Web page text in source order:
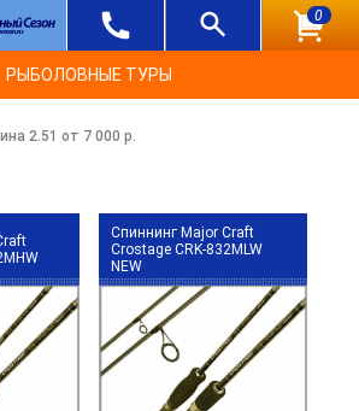
0
РЫБОЛОВНЫЕ ТУРЫ
2.51 от 7 000 р.
Спиннинг Major Craft
Crostage CRK-832MLW
NEW